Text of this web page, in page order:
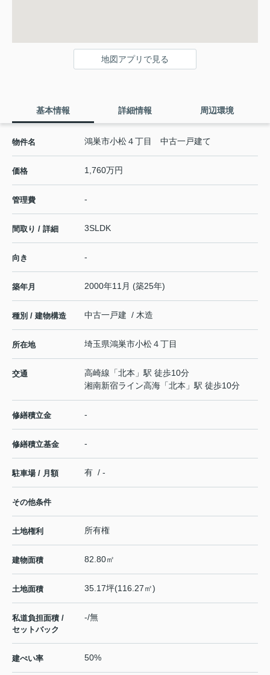
地図アプリで見る
基本情報 詳細情報 周辺環境
物件名 鴻巣市小松４丁目 中古一戸建て
価格 1,760万円
管理費 -
間取り / 詳細 3SLDK
向き -
築年月 2000年11月 (築25年)
種別 / 建物構造 中古一戸建 / 木造
所在地 埼玉県鴻巣市小松４丁目
交通 高崎線 「北本 」駅 徒歩10分
湘南新宿ライン高海 「北本 」駅 徒歩10分
修繕積立金 -
修繕積立基金 -
駐車場 / 月額 有 / -
その他条件
土地権利 所有権
建物面積 82.80㎡
土地面積 35.17坪(116.27㎡)
私道負担面積 /
セットバック
-/無
建ぺい率 50%